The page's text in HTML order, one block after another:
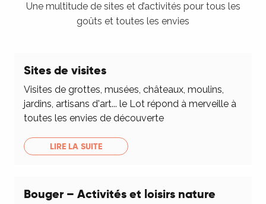
Une multitude de sites et d’activités pour tous les
goûts et toutes les envies
Sites de visites
Visites de grottes, musées, châteaux, moulins,
jardins, artisans d'art... le Lot répond à merveille à
toutes les envies de découverte
LIRE LA SUITE
Bouger – Activités et loisirs nature